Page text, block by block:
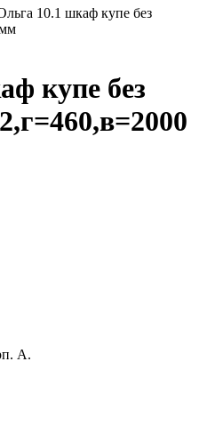
10.1 шкаф купе без
купе без
А.